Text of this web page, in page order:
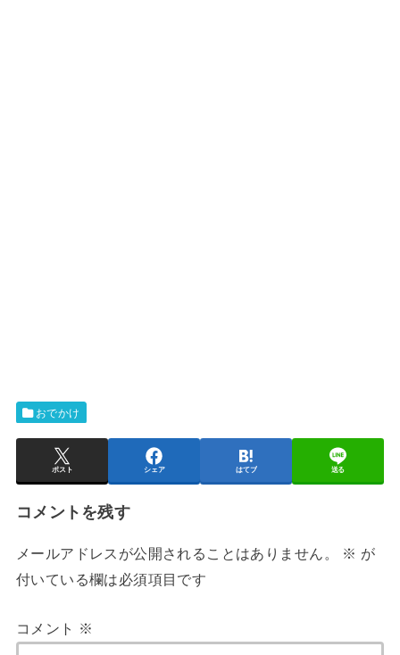
おでかけ
ポスト シェア はてブ 送る
コメントを残す
メールアドレスが公開されることはありません。 ※ が
付いている欄は必須項目です
コメント ※